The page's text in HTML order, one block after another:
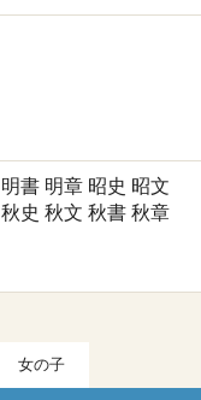
明書 明章 昭史 昭文
秋史 秋文 秋書 秋章
女の子